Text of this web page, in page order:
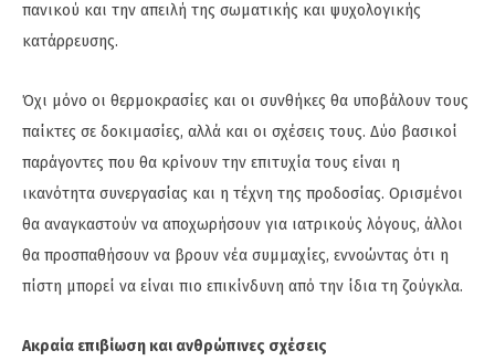
πανικού και την απειλή της σωματικής και ψυχολογικής
κατάρρευσης.
Όχι μόνο οι θερμοκρασίες και οι συνθήκες θα υποβάλουν τους
παίκτες σε δοκιμασίες, αλλά και οι σχέσεις τους. Δύο βασικοί
παράγοντες που θα κρίνουν την επιτυχία τους είναι η
ικανότητα συνεργασίας και η τέχνη της προδοσίας. Ορισμένοι
θα αναγκαστούν να αποχωρήσουν για ιατρικούς λόγους, άλλοι
θα προσπαθήσουν να βρουν νέα συμμαχίες, εννοώντας ότι η
πίστη μπορεί να είναι πιο επικίνδυνη από την ίδια τη ζούγκλα.
Ακραία επιβίωση και ανθρώπινες σχέσεις